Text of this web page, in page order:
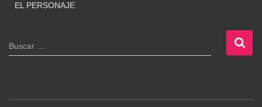
EL PERSONAJE
B
u
Buscar …